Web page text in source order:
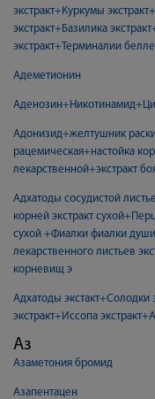
экстракт+Куркумы
экстракт+Базилика
экстракт+Терминалии
Адеметионин
Адонизид+желтушник
рацемическая+настойка
лекарственной+экстракт
Адхатоды сосудистой
корней экстракт
сухой +Фиалки фиалки
лекарственного листьев
корневищ э
Адхатоды экстакт+Солодки
экстракт+Иссопа
Аз
Азаметония бромид
Азапентацен